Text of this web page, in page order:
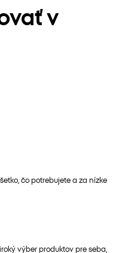
v
čo potrebujete a za nízke
výber produktov pre seba,